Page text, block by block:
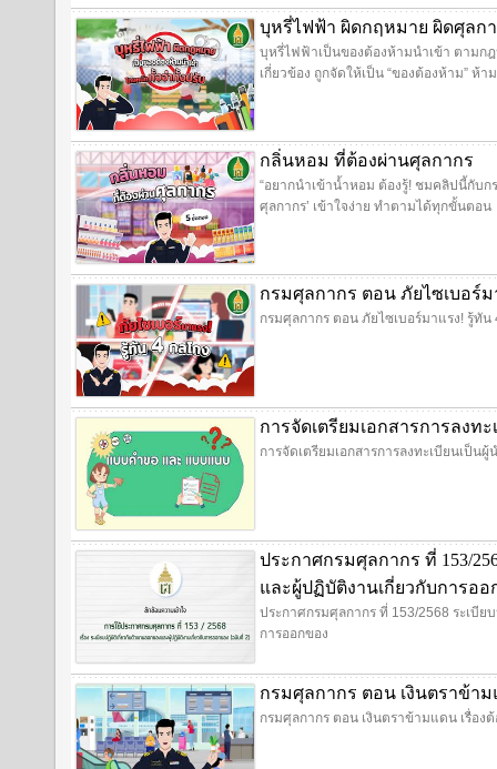
บุหรี่ไฟฟ้า ผิดกฤหมาย ผิดศุลก
บุหรี่ไฟฟ้าเป็นของต้องห้ามนำเข้า ตาม
เกี่ยวข้อง ถูกจัดให้เป็น “ของต้องห้าม” ห้
กลิ่นหอม ที่ต้องผ่านศุลกากร
“อยากนำเข้าน้ำหอม ต้องรู้! ชมคลิปนี้กับ
ศุลกากร’ เข้าใจง่าย ทำตามได้ทุกขั้นตอน
กรมศุลกากร ตอน ภัยไซเบอร์
กรมศุลกากร ตอน ภัยไซเบอร์มาแรง! รู้ทัน
การจัดเตรียมเอกสารการลงท
การจัดเตรียมเอกสารการลงทะเบียนเป็นผู้
ประกาศกรมศุลกากร ที่ 153/
และผู้ปฏิบัติงานเกี่ยวกับการออ
ประกาศกรมศุลกากร ที่ 153/2568 ระเบี
การออกของ
กรมศุลกากร ตอน เงินตราข้า
กรมศุลกากร ตอน เงินตราข้ามแดน เรื่อง